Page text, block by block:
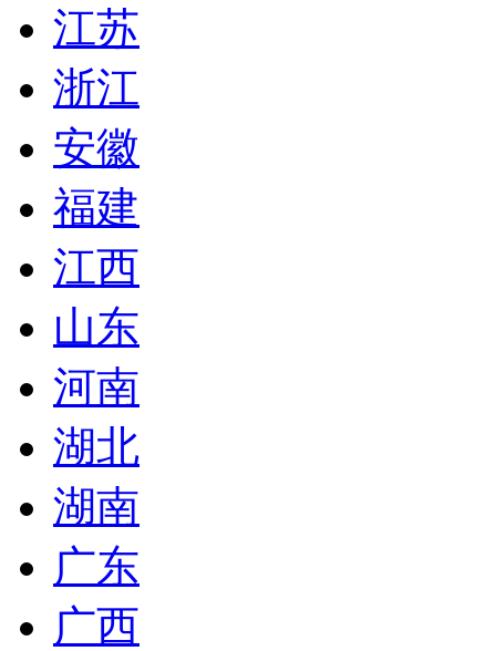
江苏
浙江
安徽
福建
江西
山东
河南
湖北
湖南
广东
广西